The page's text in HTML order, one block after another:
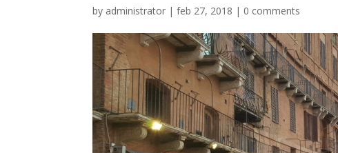
by administrator |feb 27, 2018 | 0 comments